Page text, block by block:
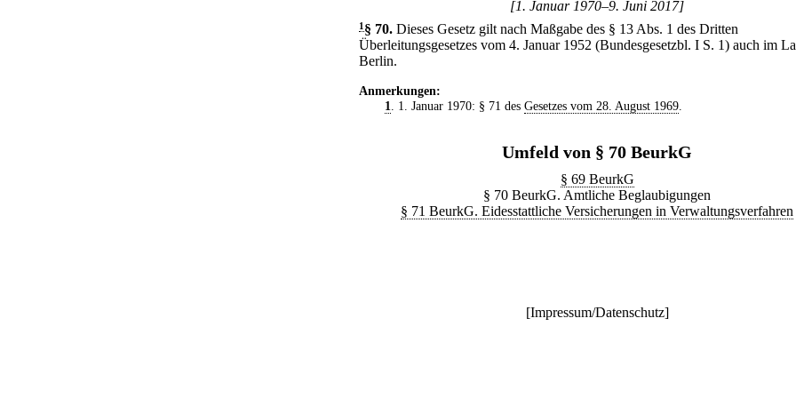
[1. Januar 1970–9. Juni 2017]
1 § 70. Dieses Gesetz gilt nach Maßgabe des § 13 Abs. 1 des Dritten
Überleitungsgesetzes vom 4. Januar 1952 (Bundesgesetzbl. I S. 1) auch im
Berlin.
Anmerkungen:
1
. 1. Januar 1970: § 71 des Gesetzes vom 28. August 1969.
Umfeld von § 70 BeurkG
§ 69 BeurkG
§ 70 BeurkG. Amtliche Beglaubigungen
§ 71 BeurkG. Eidesstattliche Versicherungen in Verwaltungsverfahren
[Impressum/Datenschutz]